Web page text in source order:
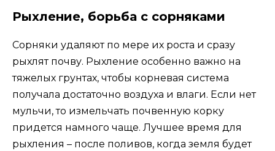
Рыхление, борьба с сорняками
Сорняки удаляют по мере их роста и сразу
рыхлят почву. Рыхление особенно важно на
тяжелых грунтах, чтобы корневая система
получала достаточно воздуха и влаги. Если нет
мульчи, то измельчать почвенную корку
придется намного чаще. Лучшее время для
рыхления – после поливов, когда земля будет